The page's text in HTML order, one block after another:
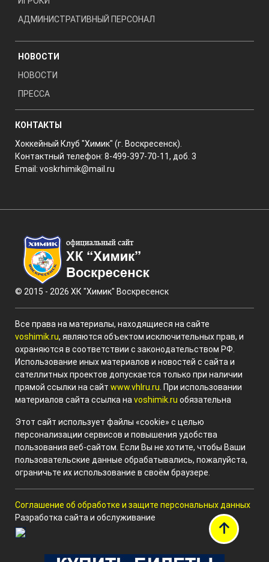
АДМИНИСТРАТИВНЫЙ ПЕРСОНАЛ
НОВОСТИ
НОВОСТИ
ПРЕССА
КОНТАКТЫ
Хоккейный Клуб "Химик" (г. Воскресенск).
Контактный телефон: 8-499-397-70-11, доб. 3
Email: voskrhimik@mail.ru
© 2015 - 2026 ХК "Химик" Воскресенск
Все права на материалы, находящиеся на сайте
voshimik.ru, являются объектом исключительных прав, и
охраняются в соответствии с законодательством РФ.
Использование иных материалов и новостей с сайта и
сателлитных проектов допускается только при наличии
прямой ссылки на сайт www.vhlru.ru . При использовании
материалов сайта ссылка на voshimik.ru обязательна
Этот сайт использует файлы «cookie» с целью
персонализации сервисов и повышения удобства
пользования веб-сайтом. Если Вы не хотите, чтобы Ваши
пользовательские данные обрабатывались, пожалуйста,
ограничьте их использование в своём браузере.
Соглашение об обработке и защите персональных данных
Разработка сайта и обслуживание